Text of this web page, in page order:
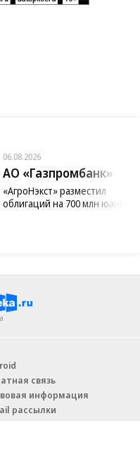
06.08.2026
АО «Газпромбанк»
«АгроНэкст» разместил
облигаций на 700 млн юаней
связь
информация
рассылки